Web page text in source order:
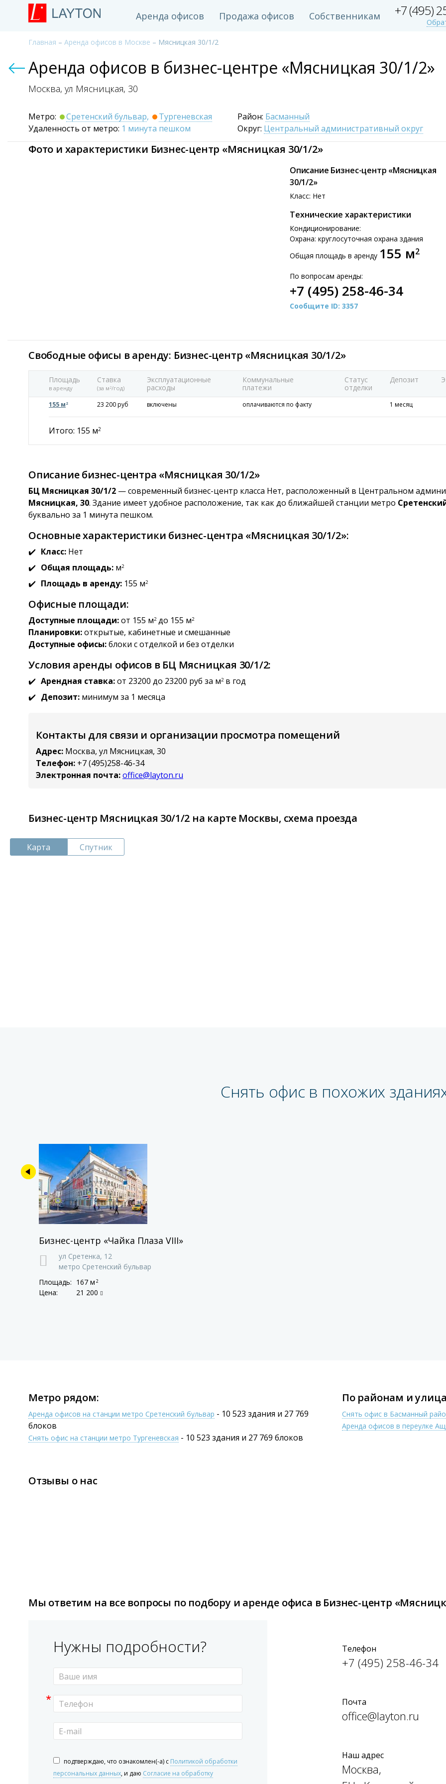
Аренда офисов Продажа офисов Собственникам +7 (495)
Главная – Аренда офисов в Москве – Мясницкая 30/1/2
Аренда офисов в бизнес-центре «Мясницкая 30/1/2»
Москва, ул Мясницкая, 30
Метро: Сретенский бульвар,
Тургеневская
Удаленность от метро: 1 минута пешком
Район: Басманный
Округ: Центральный административный округ
Фото и характеристики Бизнес-центр «Мясницкая 30/1/2»
Описание Бизнес-центр «Мясницкая
30/1/2»
Класс: Нет
Технические характеристики
Кондиционирование:
Охрана: круглосуточная охрана здания
Общая площадь в аренду 155 м2
По вопросам аренды:
+7 (495) 258-46-34
Сообщите ID: 3357
Свободные офисы в аренду: Бизнес-центр «Мясницкая 30/1/2»
Площадь
в аренду
Ставка
(за м 2/год)
Эксплуатационные
расходы
Коммунальные
платежи
Статус
отделки
Депозит
155 м 2 23 200 руб включены оплачиваются по факту 1 месяц
Итого: 155 м2
Описание бизнес-центра «Мясницкая 30/1/2»
БЦ Мясницкая 30/1/2 — современный бизнес-центр класса Нет, расположенный в Центральном
Мясницкая, 30. Здание имеет удобное расположение, так как до ближайшей станции метро
буквально за 1 минута пешком.
Основные характеристики бизнес-центра «Мясницкая 30/1/2»:
Класс: Нет
Общая площадь: м2
Площадь в аренду: 155 м2
Офисные площади:
Доступные площади:от 155 м2до 155 м2
Планировки:открытые, кабинетные и смешанные
Доступные офисы:блоки с отделкой и без отделки
Условия аренды офисов в БЦ Мясницкая 30/1/2:
Арендная ставка:от 23200 до 23200 руб за м2в год
Депозит: минимум за 1 месяца
Контакты для связи и организации просмотра помещений
Адрес: Москва, ул Мясницкая, 30
Телефон: +7 (495)258-46-34
Электронная почта:office@layton.ru
Бизнес-центр Мясницкая 30/1/2 на карте Москвы, схема проезда
Карта Спутник
Снять офис в похожих
Бизнес-центр «Чайка Плаза VIII»
ул Сретенка, 12
метро Сретенский бульвар
Площадь: 167 м 2
Цена: 21 200
Метро рядом:
Аренда офисов на станции метро Сретенский бульвар - 10 523 здания и 27 769
блоков
Снять офис на станции метро Тургеневская - 10 523 здания и 27 769 блоков
По районам и
Снять офис в Басманный
Аренда офисов в переулке
Отзывы о нас
Мы ответим на все вопросы по подбору и аренде офиса в Бизнес-центр
Нужны подробности?
*
подтверждаю, что ознакомлен(-а) с Политикой обработки
персональных данных, и даю Согласие на обработку
Телефон
+7 (495) 258-46-34
Почта
office@layton.ru
Наш адрес
Москва,